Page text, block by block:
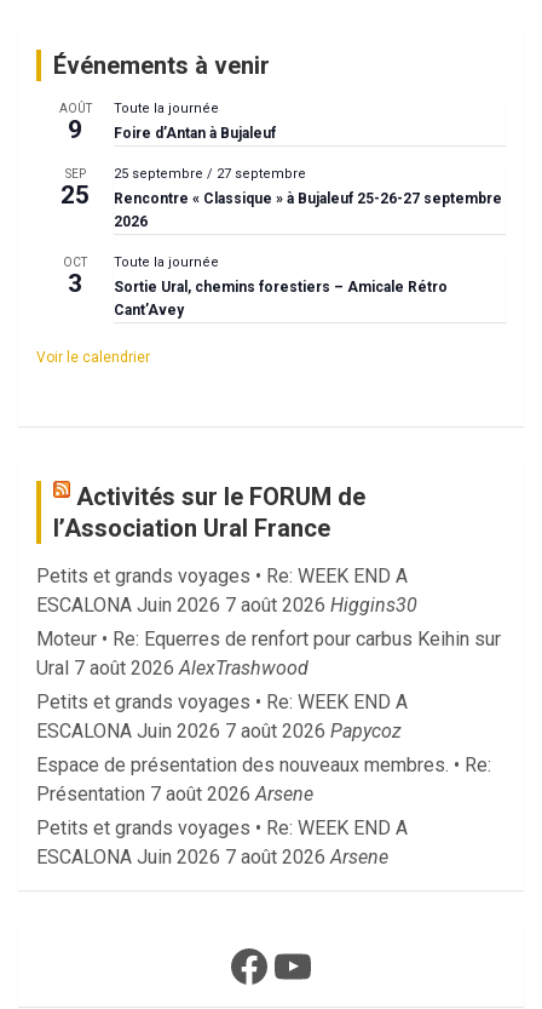
Événements à venir
AOÛT
9
Toute la journée
Foire d’Antan à Bujaleuf
SEP
25
25 septembre / 27 septembre
Rencontre « Classique » à Bujaleuf 25-26-27 septembre
2026
OCT
3
Toute la journée
Sortie Ural, chemins forestiers – Amicale Rétro
Cant’Avey
Voir le calendrier
Activités sur le FORUM de
l’Association Ural France
Petits et grands voyages • Re: WEEK END A
ESCALONA Juin 2026 7 août 2026 Higgins30
Moteur • Re: Equerres de renfort pour carbus Keihin sur
Ural 7 août 2026 AlexTrashwood
Petits et grands voyages • Re: WEEK END A
ESCALONA Juin 2026 7 août 2026 Papycoz
Espace de présentation des nouveaux membres. • Re:
Présentation 7 août 2026 Arsene
Petits et grands voyages • Re: WEEK END A
ESCALONA Juin 2026 7 août 2026 Arsene
Facebook
YouTube